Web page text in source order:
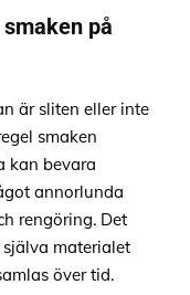
på
är sliten eller inte
smaken
kan bevara
annorlunda
rengöring. Det
materialet
över tid.